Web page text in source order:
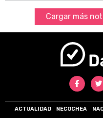
Cargar más
ACTUALIDAD NECOCHEA